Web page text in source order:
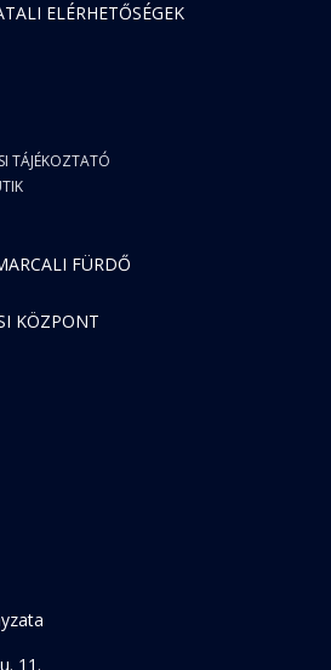
ELÉRHETŐSÉGEK
TÁJÉKOZTATÓ
FÜRDŐ
KÖZPONT
11.